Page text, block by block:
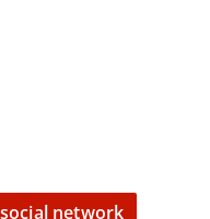
network